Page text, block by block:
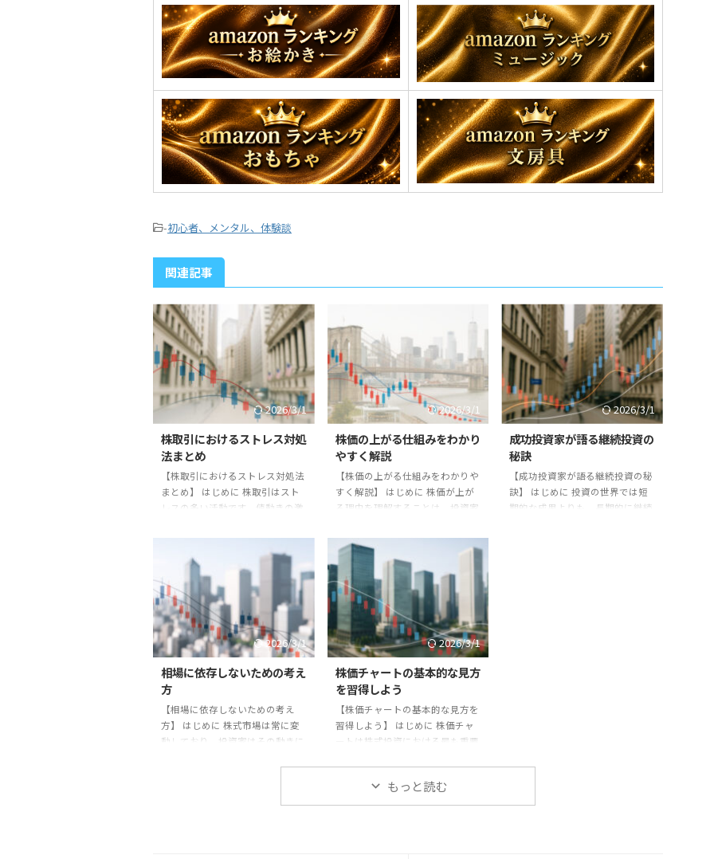
-初心者、メンタル、体験談
関連記事
2026/3/1
株取引におけるストレス対処
法まとめ
【株取引におけるストレス対処法
まとめ】 はじめに 株取引はスト
レスの多い活動です。値動きの激
的な負担を感じる投資家は少なく
ありません。本記事では株取引に
おけるストレス対処法をまとめま
す。 対処法 1. **ポジション管理
**：無理のない資金配分で取引す
る。 2. **休養と睡眠**：健康を優
先する。 3. **呼吸法や瞑想**：緊
張を和らげる。 4. **情報過多を避
ける**：必要な情報だけを選ぶ。
実践例 プロのトレーダーはスト
レス管理を重視し、運動や瞑想を
習慣化しています ...
2026/3/1
株価の上がる仕組みをわかり
やすく解説
【株価の上がる仕組みをわかりや
すく解説】 はじめに 株価が上が
る理由を理解することは、投資家
ではなく、その背景を知ることで
冷静に投資判断を下せるようにな
ります。 需要と供給 株価は基本
的に需要と供給のバランスで決ま
ります。買いたい人が多ければ株
価は上がり、売りたい人が多けれ
ば株価は下がります。 企業業績の
影響 企業の売上や利益が増加す
れば、将来の成長が期待され株価
が上がります。決算発表は株価に
大きな影響を与えるイベントで
す。 景気や金利 景気が好調で企
業の収益が増えると株価は ...
2026/3/1
成功投資家が語る継続投資の
秘訣
【成功投資家が語る継続投資の秘
訣】 はじめに 投資の世界では短
期的な成果よりも、長期的に継続
2026/3/1
相場に依存しないための考え
方
【相場に依存しないための考え
方】 はじめに 株式市場は常に変
動しており、投資家はその動きに
なくなります。本記事では相場に
2026/3/1
株価チャートの基本的な見方
を習得しよう
【株価チャートの基本的な見方を
習得しよう】 はじめに 株価チャ
ートは株式投資における最も重要
今後の相場を予測するための基礎
となります。 ローソク足 最も代
もっと読む